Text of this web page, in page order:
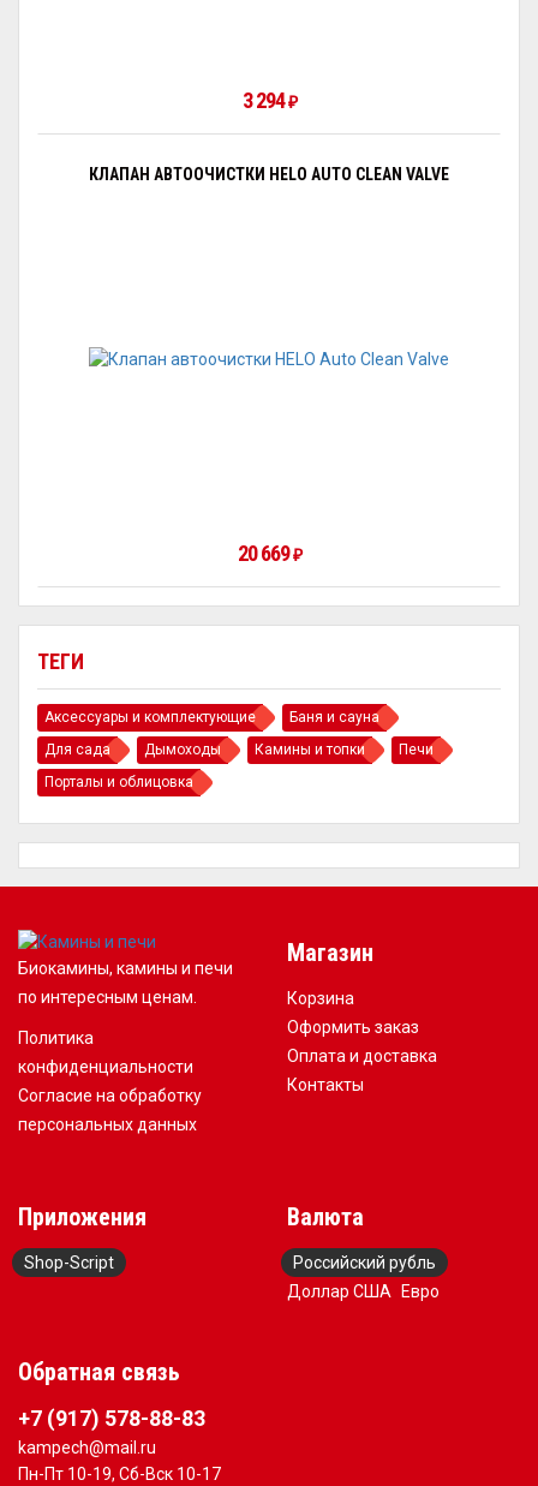
ТЕГИ
Аксессуары и комплектующие
Баня и сауна
Для сада
Дымоходы Камины и топки
Печи
Порталы и облицовка
3 294₽
КЛАПАН АВТООЧИСТКИ HELO AUTO CLEAN VALVE
20 669₽
Биокамины, камины и печи
по интересным ценам.
Политика
конфиденциальности
Согласие на обработку
персональных данных
Магазин
Корзина
Оформить заказ
Оплата и доставка
Контакты
Приложения
Shop-Script
Валюта
Российский рубль
Доллар США
Евро
Обратная связь
+7 (917) 578-88-83
kampech@mail.ru
Пн-Пт 10-19, Сб-Вск 10-17